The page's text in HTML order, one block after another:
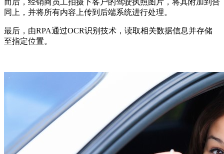
而后，经销商员工拍摄下客户的驾驶执照图片，将其附加到合
同上，并将所有内容上传到后端系统进行处理。
最后，由RPA通过OCR识别技术，读取相关数据信息并存储
至指定位置。